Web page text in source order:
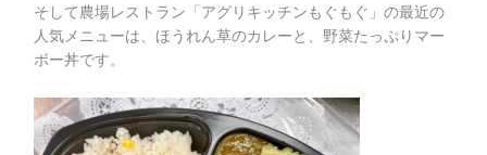
そして農場レストラン「アグリキッチンもぐもぐ」の最近の
人気メニューは、ほうれん草のカレーと、野菜たっぷりマー
ボー丼です。